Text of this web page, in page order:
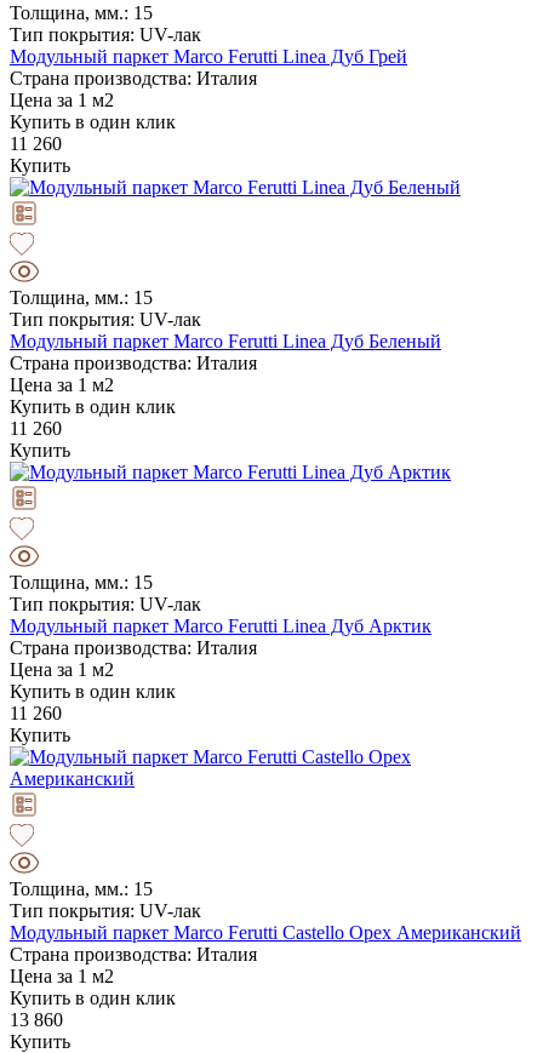
Толщина, мм.: 15
Тип покрытия: UV-лак
Модульный паркет Marco Ferutti Linea Дуб Грей
Страна производства: Италия
Цена за 1 м2
Купить в один клик
11 260
Купить
Толщина, мм.: 15
Тип покрытия: UV-лак
Модульный паркет Marco Ferutti Linea Дуб Беленый
Страна производства: Италия
Цена за 1 м2
Купить в один клик
11 260
Купить
Толщина, мм.: 15
Тип покрытия: UV-лак
Модульный паркет Marco Ferutti Linea Дуб Арктик
Страна производства: Италия
Цена за 1 м2
Купить в один клик
11 260
Купить
Толщина, мм.: 15
Тип покрытия: UV-лак
Модульный паркет Marco Ferutti Castello Орех Американский
Страна производства: Италия
Цена за 1 м2
Купить в один клик
13 860
Купить